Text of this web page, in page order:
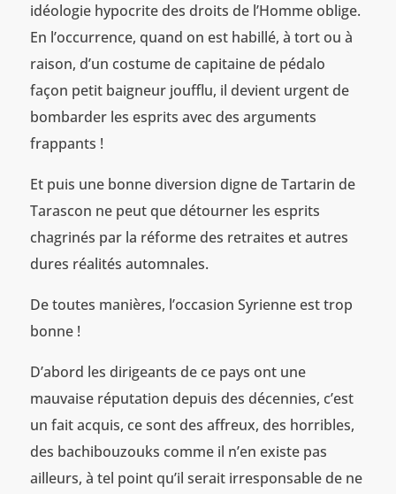
idéologie hypocrite des droits de l’Homme oblige.
En l’occurrence, quand on est habillé, à tort ou à
raison, d’un costume de capitaine de pédalo
façon petit baigneur joufflu, il devient urgent de
bombarder les esprits avec des arguments
frappants !
Et puis une bonne diversion digne de Tartarin de
Tarascon ne peut que détourner les esprits
chagrinés par la réforme des retraites et autres
dures réalités automnales.
De toutes manières, l’occasion Syrienne est trop
bonne !
D’abord les dirigeants de ce pays ont une
mauvaise réputation depuis des décennies, c’est
un fait acquis, ce sont des affreux, des horribles,
des bachibouzouks comme il n’en existe pas
ailleurs, à tel point qu’il serait irresponsable de ne